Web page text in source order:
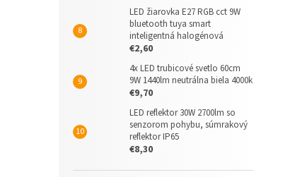
LED žiarovka E27 RGB cct 9W
bluetooth tuya smart
inteligentná halogénová
€2,60
4x LED trubicové svetlo 60cm
9W 1440lm neutrálna biela 4000k
€9,70
LED reflektor 30W 2700lm so
senzorom pohybu, súmrakový
reflektor IP65
€8,30